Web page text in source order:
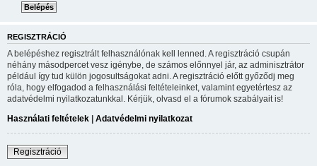
REGISZTRÁCIÓ
A belépéshez regisztrált felhasználónak kell lenned. A regisztráció csupán
néhány másodpercet vesz igénybe, de számos előnnyel jár, az adminisztrátor
például így tud külön jogosultságokat adni. A regisztráció előtt győződj meg
róla, hogy elfogadod a felhasználási feltételeinket, valamint egyetértesz az
adatvédelmi nyilatkozatunkkal. Kérjük, olvasd el a fórumok szabályait is!
Használati feltételek | Adatvédelmi nyilatkozat
Regisztráció